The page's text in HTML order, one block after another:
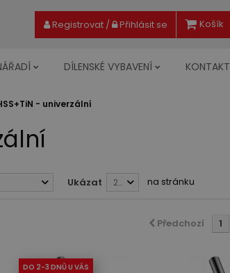
Košík
Registrovat/ Přihlásit se
DÍLENSKÉ VYBAVENÍ KONTAKT
- univerzální
Ukázat 28 na stránku
Předchozí 1
DO 2-3 DNŮ U VÁS